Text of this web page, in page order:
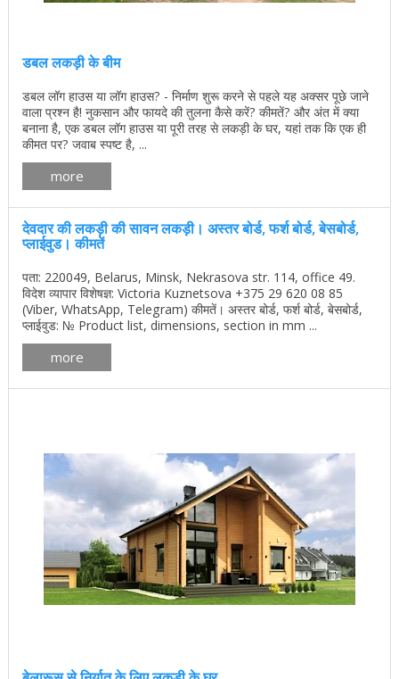
डबल लकड़ी के बीम
डबल लॉग हाउस या लॉग हाउस? - निर्माण शुरू करने से पहले यह अक्सर पूछे जाने
वाला प्रश्न है! नुकसान और फायदे की तुलना कैसे करें? कीमतें? और अंत में क्या
बनाना है, एक डबल लॉग हाउस या पूरी तरह से लकड़ी के घर, यहां तक ​​कि एक ही
कीमत पर? जवाब स्पष्ट है, ...
more
देवदार की लकड़ी की सावन लकड़ी। अस्तर बोर्ड, फर्श बोर्ड, बेसबोर्ड,
प्लाईवुड। कीमतें
पता: 220049, Belarus, Minsk, Nekrasova str. 114, office 49.
विदेश व्यापार विशेषज्ञ: Victoria Kuznetsova +375 29 620 08 85
(Viber, WhatsApp, Telegram) कीमतें। अस्तर बोर्ड, फर्श बोर्ड, बेसबोर्ड,
प्लाईवुड: № Product list, dimensions, section in mm ...
more